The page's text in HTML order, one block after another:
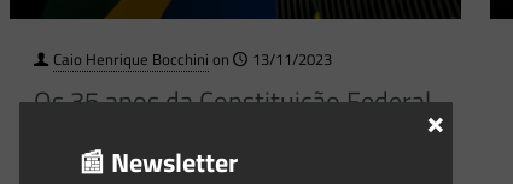
Caio Henrique Bocchini on 13/11/2023
Os 35 anos da Constituição Federal
📰 Newsletter
×